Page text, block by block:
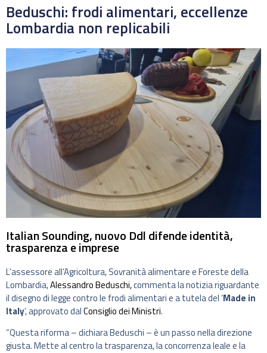
Beduschi: frodi alimentari, eccellenze
Lombardia non replicabili
Italian Sounding, nuovo Ddl difende identità,
trasparenza e imprese
L’assessore all’Agricoltura, Sovranità alimentare e Foreste della
Lombardia,Alessandro Beduschi,commenta la notizia riguardante
il disegno di legge contro le frodi alimentari e a tutela del ‘Made in
Italy‘, approvato dalConsiglio dei Ministri.
“Questa riforma – dichiara Beduschi – è un passo nella direzione
giusta. Mette al centro la trasparenza, la concorrenza leale e la